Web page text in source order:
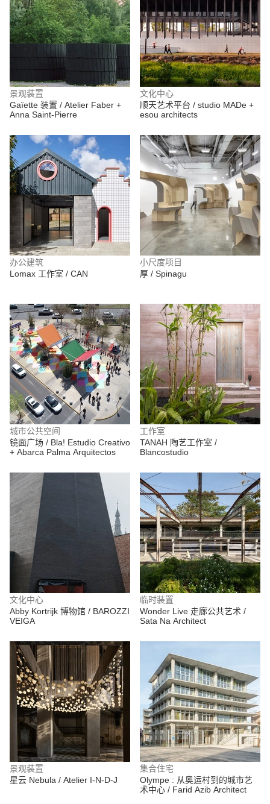
景观装置
Gaïette 装置 / Atelier Faber +
Anna Saint-Pierre
文化中心
顺天艺术平台 / studio MADe +
esou architects
办公建筑
Lomax 工作室 / CAN
小尺度项目
厚 / Spinagu
城市公共空间
镜面广场 / Bla! Estudio Creativo
+ Abarca Palma Arquitectos
工作室
TANAH 陶艺工作室 /
Blancostudio
文化中心
Abby Kortrijk 博物馆 / BAROZZI
VEIGA
临时装置
Wonder Live 走廊公共艺术 /
Sata Na Architect
景观装置
星云 Nebula / Atelier I-N-D-J
集合住宅
Olympe : 从奥运村到的城市艺
术中心 / Farid Azib Architect